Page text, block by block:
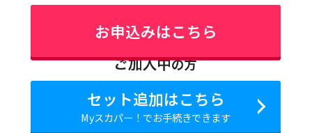
お申込みはこちら
セット追加はこちら
Myスカパー！でお手続きできます